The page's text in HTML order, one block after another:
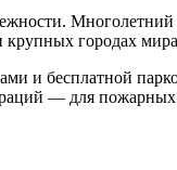
городах
и бесплатной
— для пожарных